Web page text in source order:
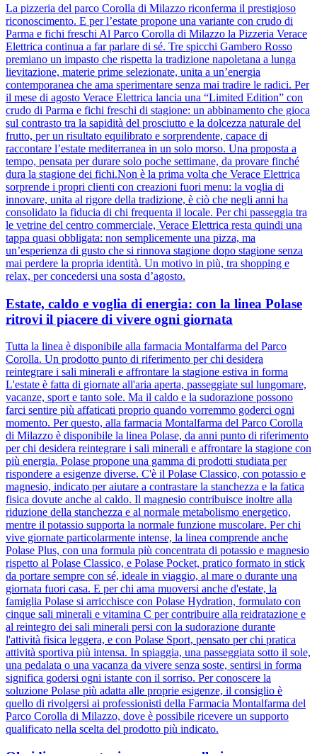
La pizzeria del parco Corolla di Milazzo riconferma il prestigioso
riconoscimento. E per l’estate propone una variante con crudo di
Parma e fichi freschi Al Parco Corolla di Milazzo la Pizzeria Verace
Elettrica continua a far parlare di sé. Tre spicchi Gambero Rosso
premiano un impasto che rispetta la tradizione napoletana a lunga
lievitazione, materie prime selezionate, unita a un’energia
contemporanea che ama sperimentare senza mai tradire le radici. Per
il mese di agosto Verace Elettrica lancia una “Limited Edition” con
crudo di Parma e fichi freschi di stagione: un abbinamento che gioca
sul contrasto tra la sapidità del prosciutto e la dolcezza naturale del
frutto, per un risultato equilibrato e sorprendente, capace di
raccontare l’estate mediterranea in un solo morso. Una proposta a
tempo, pensata per durare solo poche settimane, da provare finché
dura la stagione dei fichi.Non è la prima volta che Verace Elettrica
sorprende i propri clienti con creazioni fuori menu: la voglia di
innovare, unita al rigore della tradizione, è ciò che negli anni ha
consolidato la fiducia di chi frequenta il locale. Per chi passeggia tra
le vetrine del centro commerciale, Verace Elettrica resta quindi una
tappa quasi obbligata: non semplicemente una pizza, ma
un’esperienza di gusto che si rinnova stagione dopo stagione senza
mai perdere la propria identità. Un motivo in più, tra shopping e
relax, per concedersi una sosta d’agosto.
Estate, caldo e voglia di energia: con la linea Polase
ritrovi il piacere di vivere ogni giornata
Tutta la linea è disponibile alla farmacia Montalfarma del Parco
Corolla. Un prodotto punto di riferimento per chi desidera
reintegrare i sali minerali e affrontare la stagione estiva in forma
L'estate è fatta di giornate all'aria aperta, passeggiate sul lungomare,
vacanze, sport e tanto sole. Ma il caldo e la sudorazione possono
farci sentire più affaticati proprio quando vorremmo goderci ogni
momento. Per questo, alla farmacia Montalfarma del Parco Corolla
di Milazzo è disponibile la linea Polase, da anni punto di riferimento
per chi desidera reintegrare i sali minerali e affrontare la stagione con
più energia. Polase propone una gamma di prodotti studiata per
rispondere a esigenze diverse. C'è il Polase Classico, con potassio e
magnesio, indicato per aiutare a contrastare la stanchezza e la fatica
fisica dovute anche al caldo. Il magnesio contribuisce inoltre alla
riduzione della stanchezza e al normale metabolismo energetico,
mentre il potassio supporta la normale funzione muscolare. Per chi
vive giornate particolarmente intense, la linea comprende anche
Polase Plus, con una formula più concentrata di potassio e magnesio
rispetto al Polase Classico, e Polase Pocket, pratico formato in stick
da portare sempre con sé, ideale in viaggio, al mare o durante una
giornata fuori casa. E per chi ama muoversi anche d'estate, la
famiglia Polase si arricchisce con Polase Hydration, formulato con
cinque sali minerali e vitamina C per contribuire alla reidratazione e
al reintegro dei sali minerali persi con la sudorazione durante
l'attività fisica leggera, e con Polase Sport, pensato per chi pratica
attività sportiva più intensa. In spiaggia, una passeggiata sotto il sole,
una pedalata o una vacanza da vivere senza soste, sentirsi in forma
significa godersi ogni istante con il sorriso. Per conoscere la
soluzione Polase più adatta alle proprie esigenze, il consiglio è
quello di rivolgersi ai professionisti della Farmacia Montalfarma del
Parco Corolla di Milazzo, dove è possibile ricevere un supporto
qualificato nella scelta del prodotto più indicato.